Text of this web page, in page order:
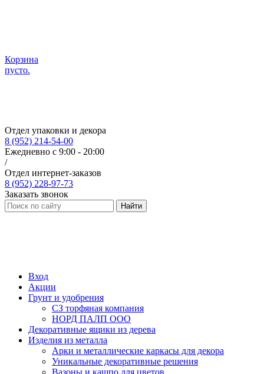
Корзина
пусто.
Отдел упаковки и декора
8 (952) 214-54-00
Ежедневно с 9:00 - 20:00
/
Отдел интернет-заказов
8 (952) 228-97-73
Заказать звонок
Найти
Вход
Акции
Грунт и удобрения
СЗ торфяная компания
НОРД ПАЛП ООО
Декоративные ящики из дерева
Изделия из металла
Арки и металлические каркасы для декора
Уникальные декоративные решения
Вазоны и кашпо для цветов